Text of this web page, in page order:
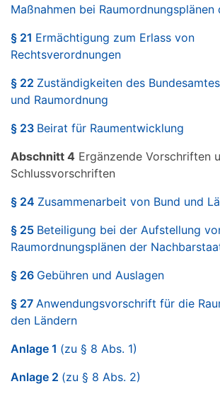
Maßnahmen bei Raumordnungsplänen
§ 21 Ermächtigung zum Erlass von
Rechtsverordnungen
§ 22 Zuständigkeiten des
und Raumordnung
§ 23 Beirat für Raumentwicklung
Abschnitt 4 Ergänzende Vorschriften
Schlussvorschriften
§ 24 Zusammenarbeit von Bund und
§ 25 Beteiligung bei der Aufstellung
Raumordnungsplänen der
§ 26 Gebühren und Auslagen
§ 27 Anwendungsvorschrift für die
den Ländern
Anlage 1 (zu § 8 Abs. 1)
Anlage 2 (zu § 8 Abs. 2)